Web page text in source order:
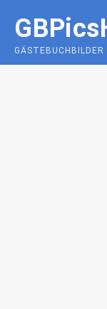
content